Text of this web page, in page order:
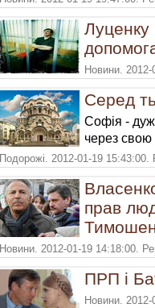
Луценку
Новини.
Серед
Софія -
через свою
Подорожі. 2012-01-19
прав
Новини. 2012-01-19 14:18:00.
ПРП і
Новини.